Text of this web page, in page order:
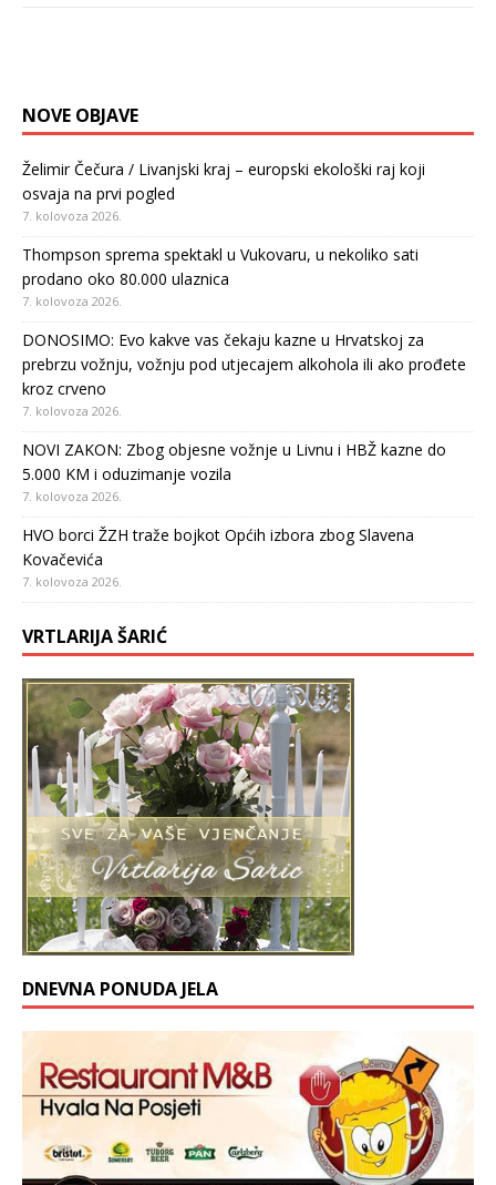
NOVE OBJAVE
Želimir Čečura / Livanjski kraj – europski ekološki raj koji
osvaja na prvi pogled
7. kolovoza 2026.
Thompson sprema spektakl u Vukovaru, u nekoliko sati
prodano oko 80.000 ulaznica
7. kolovoza 2026.
DONOSIMO: Evo kakve vas čekaju kazne u Hrvatskoj za
prebrzu vožnju, vožnju pod utjecajem alkohola ili ako prođete
kroz crveno
7. kolovoza 2026.
NOVI ZAKON: Zbog objesne vožnje u Livnu i HBŽ kazne do
5.000 KM i oduzimanje vozila
7. kolovoza 2026.
HVO borci ŽZH traže bojkot Općih izbora zbog Slavena
Kovačevića
7. kolovoza 2026.
VRTLARIJA ŠARIĆ
DNEVNA PONUDA JELA